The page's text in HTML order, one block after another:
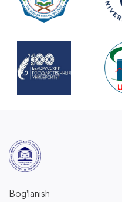
Bog'lanish